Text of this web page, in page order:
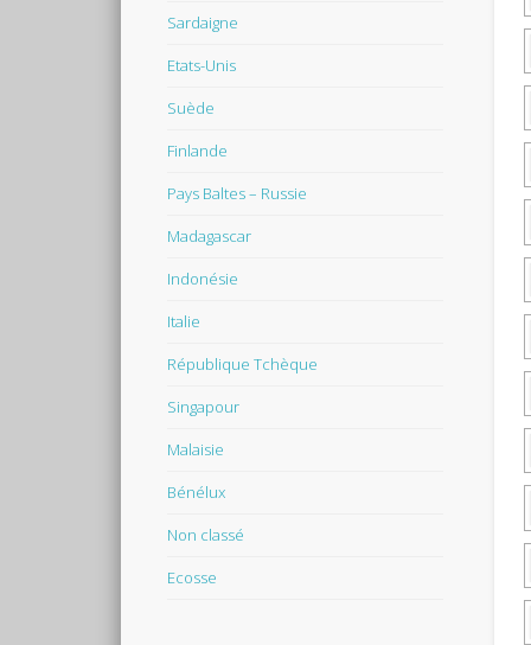
Sardaigne
Etats-Unis
Suède
Finlande
Pays Baltes – Russie
Madagascar
Indonésie
Italie
République Tchèque
Singapour
Malaisie
Bénélux
Non classé
Ecosse